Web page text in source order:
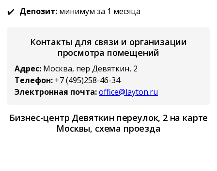
Депозит: минимум за 1 месяца
Контакты для связи и организации
просмотра помещений
Адрес: Москва, пер Девяткин, 2
Телефон: +7 (495)258-46-34
Электронная почта:office@layton.ru
Бизнес-центр Девяткин переулок, 2 на карте
Москвы, схема проезда